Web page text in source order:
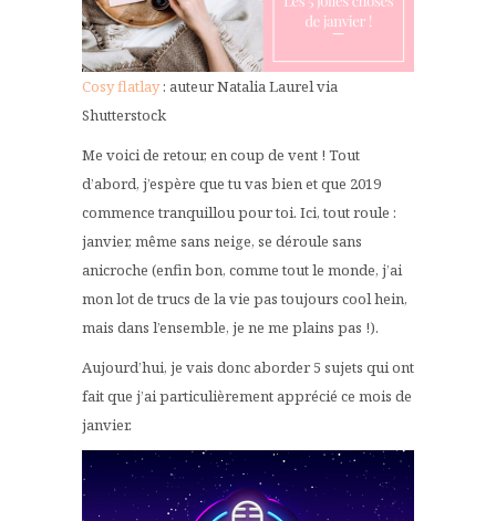
Cosy flatlay: auteur Natalia Laurel via
Shutterstock
Me voici de retour, en coup de vent ! Tout
d’abord, j’espère que tu vas bien et que 2019
commence tranquillou pour toi. Ici, tout roule :
janvier, même sans neige, se déroule sans
anicroche (enfin bon, comme tout le monde, j’ai
mon lot de trucs de la vie pas toujours cool hein,
mais dans l’ensemble, je ne me plains pas !).
Aujourd’hui, je vais donc aborder 5 sujets qui ont
fait que j’ai particulièrement apprécié ce mois de
janvier.